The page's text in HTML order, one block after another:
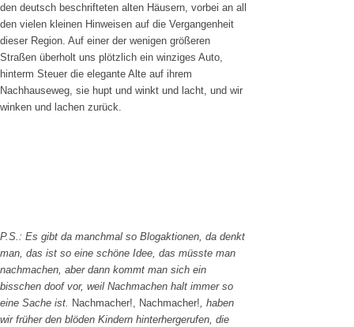
den deutsch beschrifteten alten Häusern, vorbei an all
den vielen kleinen Hinweisen auf die Vergangenheit
dieser Region. Auf einer der wenigen größeren
Straßen überholt uns plötzlich ein winziges Auto,
hinterm Steuer die elegante Alte auf ihrem
Nachhauseweg, sie hupt und winkt und lacht, und wir
winken und lachen zurück.
P.S.: Es gibt da manchmal so Blogaktionen, da denkt
man, das ist so eine schöne Idee, das müsste man
nachmachen, aber dann kommt man sich ein
bisschen doof vor, weil Nachmachen halt immer so
eine Sache ist. Nachmacher!, Nachmacher!, haben
wir früher den blöden Kindern hinterhergerufen, die